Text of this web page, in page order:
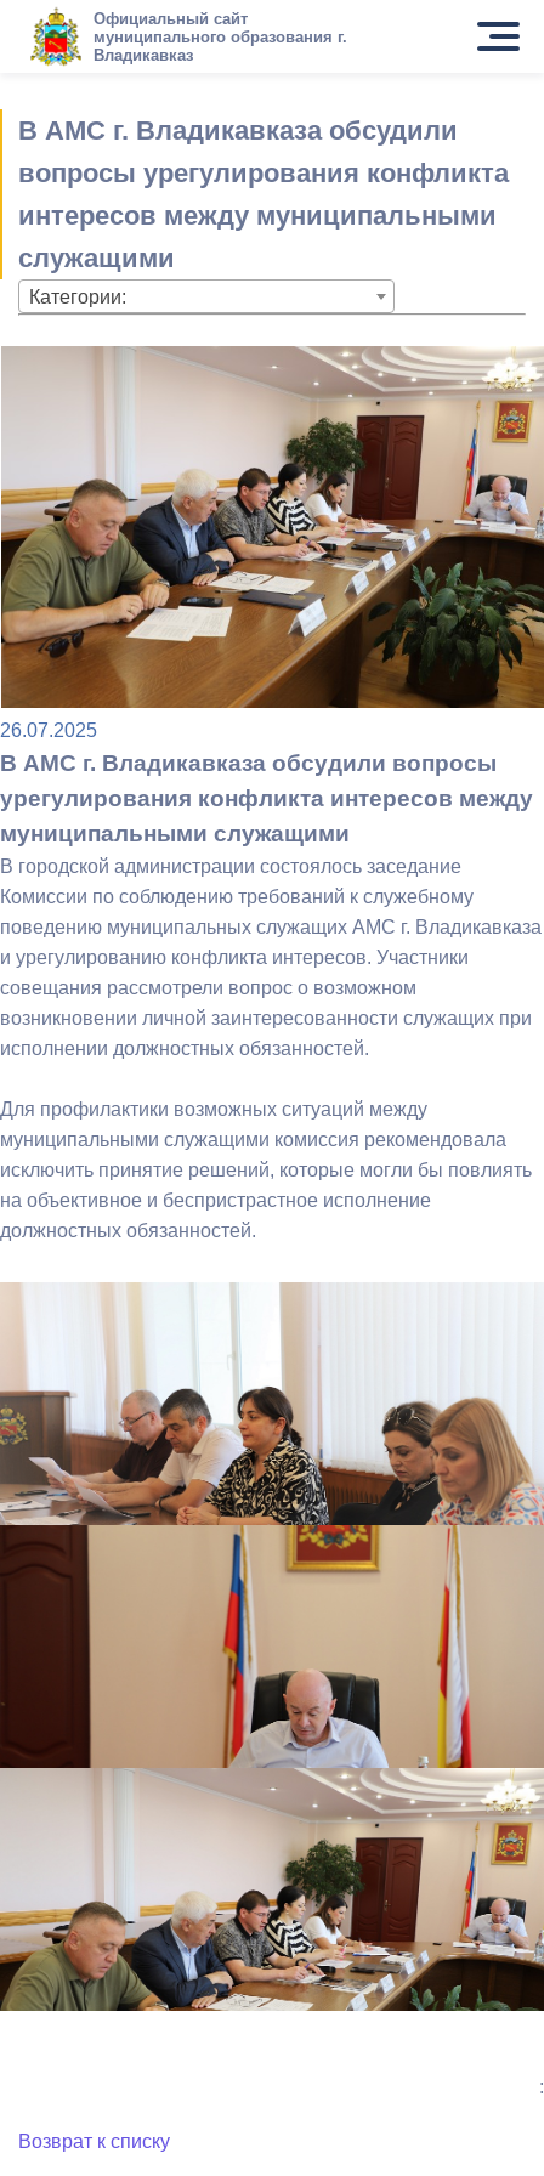
Официальный сайт
муниципального образования г.
Владикавказ
В АМС г. Владикавказа обсудили
вопросы урегулирования конфликта
интересов между муниципальными
служащими
Категории:
26.07.2025
В АМС г. Владикавказа обсудили вопросы
урегулирования конфликта интересов между
муниципальными служащими
В городской администрации состоялось заседание
Комиссии по соблюдению требований к служебному
поведению муниципальных служащих АМС г. Владикавказа
и урегулированию конфликта интересов. Участники
совещания рассмотрели вопрос о возможном
возникновении личной заинтересованности служащих при
исполнении должностных обязанностей.
Для профилактики возможных ситуаций между
муниципальными служащими комиссия рекомендовала
исключить принятие решений, которые могли бы повлиять
на объективное и беспристрастное исполнение
должностных обязанностей.
:
Возврат к списку